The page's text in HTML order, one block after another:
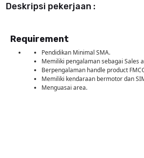
Deskripsi pekerjaan :
Requirement
Pendidikan Minimal SMA.
Memiliki pengalaman sebagai Sales
Berpengalaman handle product
Memiliki kendaraan bermotor dan
Menguasai area.